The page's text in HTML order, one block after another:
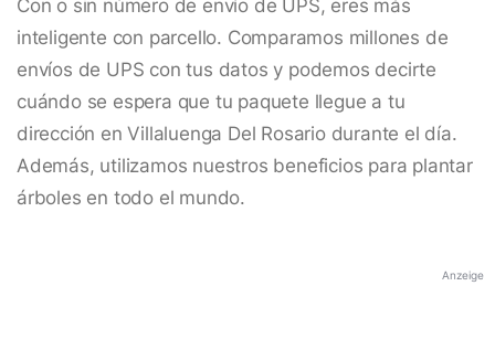
Con o sin número de envío de UPS, eres más
inteligente con parcello. Comparamos millones de
envíos de UPS con tus datos y podemos decirte
cuándo se espera que tu paquete llegue a tu
dirección en Villaluenga Del Rosario durante el día.
Además, utilizamos nuestros beneficios para plantar
árboles en todo el mundo.
Anzeige